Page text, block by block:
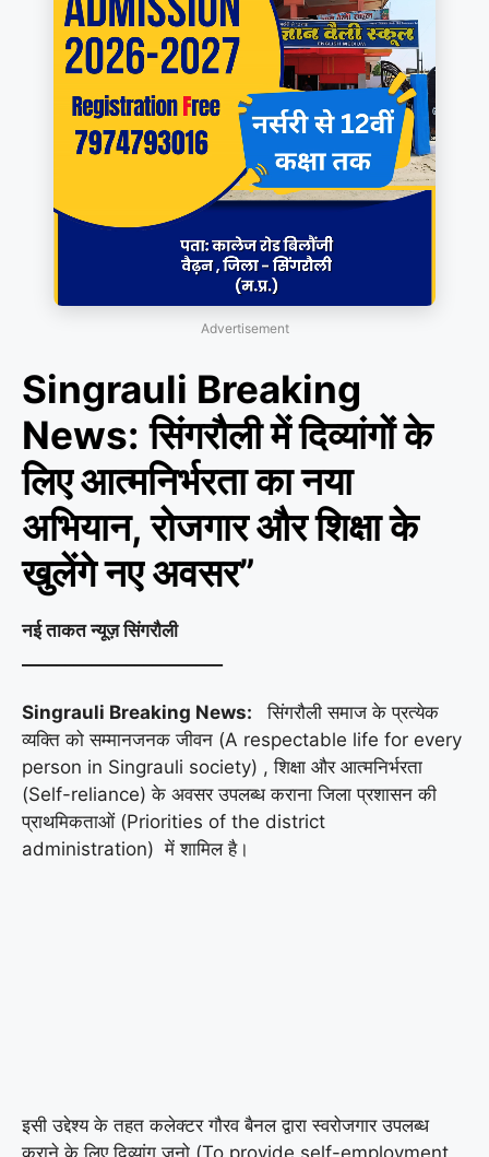
Advertisement
Singrauli Breaking
News: सिंगरौली में दिव्यांगों के
लिए आत्मनिर्भरता का नया
अभियान, रोजगार और शिक्षा के
खुलेंगे नए अवसर”
नई ताकत न्यूज़ सिंगरौली
Singrauli Breaking News:
सिंगरौली समाज के प्रत्येक
व्यक्ति को सम्मानजनक जीवन (A respectable life for every
person in Singrauli society) , शिक्षा और आत्मनिर्भरता
(Self-reliance) के अवसर उपलब्ध कराना जिला प्रशासन की
प्राथमिकताओं (Priorities of the district
administration) में शामिल है।
इसी उद्देश्य के तहत कलेक्टर गौरव बैनल द्वारा स्वरोजगार उपलब्ध
कराने के लिए दिव्यांग जनो (To provide self-employment